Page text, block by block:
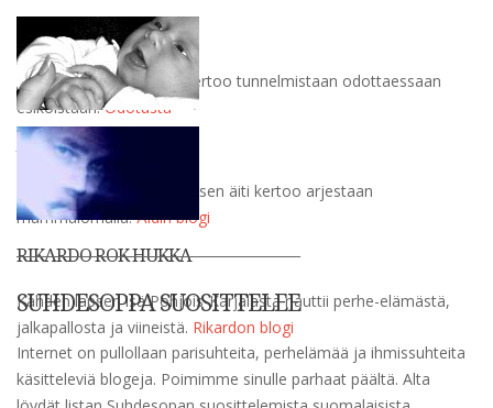
ODOTUSTA
Raskaana oleva nainen kertoo tunnelmistaan odottaessaan
esikoistaan.Odotusta
ÄIDIKSI OPPIMASSA
Kolmekymppinen tyttölapsen äiti kertoo arjestaan
mammalomalla.Äidin blogi
RIKARDO ROK HUKKA
Kahden lapsen isä Pohjois-Karjalasta nauttii perhe-elämästä,
jalkapallosta ja viineistä. Rikardon blogi
___________________________________________
SUHDESOPPA SUOSITTELEE
Internet on pullollaan parisuhteita, perhelämää ja ihmissuhteita
käsitteleviä blogeja. Poimimme sinulle parhaat päältä. Alta